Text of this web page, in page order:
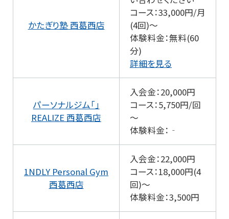
かたぎり塾 西葛西店
コース：33,000円/月
(4回)～
体験料金：無料(60
分)
詳細を見る
パーソナルジム「」
REALIZE 西葛西店
入会金：20,000円
コース：5,750円/回
～
体験料金：‐
1NDLY Personal Gym
西葛西店
入会金：22,000円
コース：18,000円(4
回)～
体験料金：3,500円